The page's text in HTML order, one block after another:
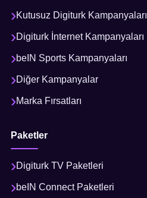
Kutusuz Digiturk Kampanyaları
Digiturk İnternet Kampanyaları
beIN Sports Kampanyaları
Diğer Kampanyalar
Marka Fırsatları
Paketler
Digiturk TV Paketleri
beIN Connect Paketleri